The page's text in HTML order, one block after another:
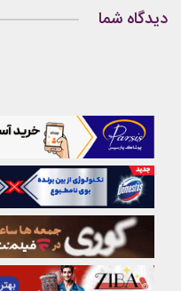
دیدگاه شما